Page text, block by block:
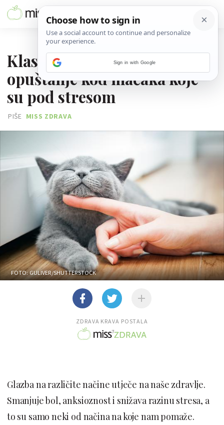
Klasična glazba potiče
opuštanje kod mačaka koje
su pod stresom
PIŠE MISS ZDRAVA
FOTO: GULIVER/SHUTTERSTOCK
ZDRAVA KRAVA POSTALA
Glazba na različite načine utječe na naše zdravlje.
Smanjuje bol, anksioznost i snižava razinu stresa, a
to su samo neki od načina na koje nam pomaže.
Sign in with Google